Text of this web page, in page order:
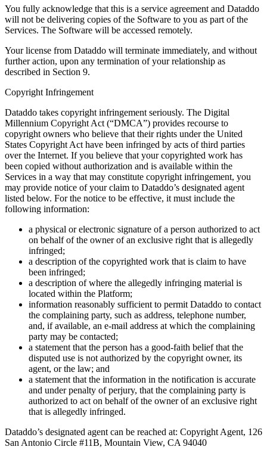
You fully acknowledge that this is a service agreement and Dataddo
will not be delivering copies of the Software to you as part of the
Services. The Software will be accessed remotely.
Your license from Dataddo will terminate immediately, and without
further action, upon any termination of your relationship as
described in Section 9.
Copyright Infringement
Dataddo takes copyright infringement seriously. The Digital
Millennium Copyright Act (“DMCA”) provides recourse to
copyright owners who believe that their rights under the United
States Copyright Act have been infringed by acts of third parties
over the Internet. If you believe that your copyrighted work has
been copied without authorization and is available within the
Services in a way that may constitute copyright infringement, you
may provide notice of your claim to Dataddo’s designated agent
listed below. For the notice to be effective, it must include the
following information:
a physical or electronic signature of a person authorized to act
on behalf of the owner of an exclusive right that is allegedly
infringed;
a description of the copyrighted work that is claim to have
been infringed;
a description of where the allegedly infringing material is
located within the Platform;
information reasonably sufficient to permit Dataddo to contact
the complaining party, such as address, telephone number,
and, if available, an e-mail address at which the complaining
party may be contacted;
a statement that the person has a good-faith belief that the
disputed use is not authorized by the copyright owner, its
agent, or the law; and
a statement that the information in the notification is accurate
and under penalty of perjury, that the complaining party is
authorized to act on behalf of the owner of an exclusive right
that is allegedly infringed.
Dataddo’s designated agent can be reached at: Copyright Agent, 126
San Antonio Circle #11B, Mountain View, CA 94040